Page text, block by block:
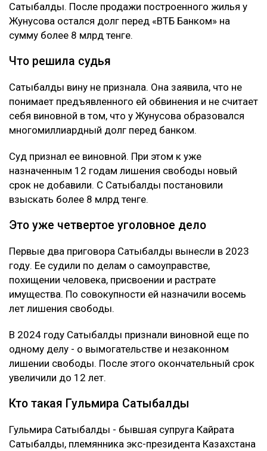
Сатыбалды. После продажи построенного жилья у
Жунусова остался долг перед «ВТБ Банком» на
сумму более 8 млрд тенге.
Что решила судья
Сатыбалды вину не признала. Она заявила, что не
понимает предъявленного ей обвинения и не считает
себя виновной в том, что у Жунусова образовался
многомиллиардный долг перед банком.
Суд признал ее виновной. При этом к уже
назначенным 12 годам лишения свободы новый
срок не добавили. С Сатыбалды постановили
взыскать более 8 млрд тенге.
Это уже четвертое уголовное дело
Первые два приговора Сатыбалды вынесли в 2023
году. Ее судили по делам о самоуправстве,
похищении человека, присвоении и растрате
имущества. По совокупности ей назначили восемь
лет лишения свободы.
В 2024 году Сатыбалды признали виновной еще по
одному делу - о вымогательстве и незаконном
лишении свободы. После этого окончательный срок
увеличили до 12 лет.
Кто такая Гульмира Сатыбалды
Гульмира Сатыбалды - бывшая супруга Кайрата
Сатыбалды, племянника экс-президента Казахстана